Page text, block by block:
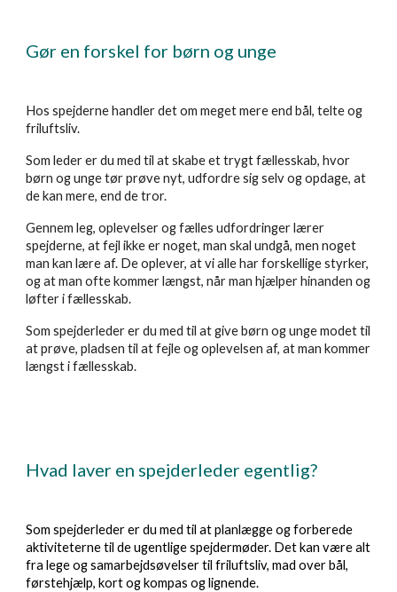
Gør en forskel for børn og unge
Hos spejderne handler det om meget mere end bål, telte og
friluftsliv.
Som leder er du med til at skabe et trygt fællesskab, hvor
børn og unge tør prøve nyt, udfordre sig selv og opdage, at
de kan mere, end de tror.
Gennem leg, oplevelser og fælles udfordringer lærer
spejderne, at fejl ikke er noget, man skal undgå, men noget
man kan lære af. De oplever, at vi alle har forskellige styrker,
og at man ofte kommer længst, når man hjælper hinanden og
løfter i fællesskab.
Som spejderleder er du med til at give børn og unge modet til
at prøve, pladsen til at fejle og oplevelsen af, at man kommer
længst i fællesskab.
Hvad laver en spejderleder egentlig?
Som spejderleder er du med til at planlægge og forberede
aktiviteterne til de ugentlige spejdermøder. Det kan være alt
fra lege og samarbejdsøvelser til friluftsliv, mad over bål,
førstehjælp, kort og kompas og lignende.